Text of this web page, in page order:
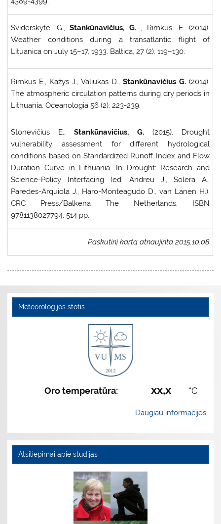
Sviderskytė, G.,Stankūnavičius, G. , Rimkus, E. (2014).
Weather conditions during a transatlantic flight of
Lituanica on July 15–17, 1933. Baltica, 27 (2), 119–130.
Rimkus E., Kažys J., Valiukas D.,Stankūnavičius G.(2014).
The atmospheric circulation patterns during dry periods in
Lithuania. Oceanologia 56 (2): 223-239.
Stonevičius E.,Stankūnavičius, G.(2015). Drought
vulnerability assessment for different hydrological
conditions based on Standardized Runoff Index and Flow
Duration Curve in Lithuania. In Drought: Research and
Science-Policy Interfacing (ed. Andreu J., Solera A.,
Paredes-Arquiola J., Haro-Monteagudo D., van Lanen H.).
CRC Press/Balkena The Netherlands. ISBN
9781138027794, 514 pp.
Paskutinį kartą atnaujinta 2015.10.08
Meteorologijos stotis
Oro temperatūra: xx,x °C
Daugiau informacijos
Atsiliepimai apie studijas